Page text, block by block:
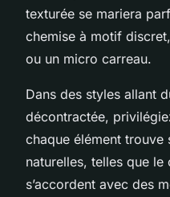
texturée se mariera
chemise à motif
ou un micro carreau.
Dans des styles allant
décontractée,
chaque élément trouve
naturelles, telles que
s’accordent avec des